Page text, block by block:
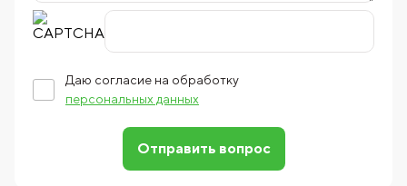
Даю согласие на обработку
персональных данных
Отправить вопрос